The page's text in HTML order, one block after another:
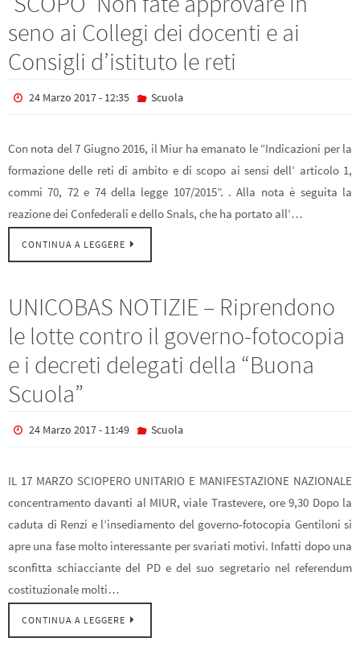
seno ai Collegi dei docenti e ai
Consigli d’istituto le reti
24 Marzo 2017 - 12:35 Scuola
Con nota del 7 Giugno 2016, il Miur ha emanato le “Indicazioni per la
formazione delle reti di ambito e di scopo ai sensi dell’ articolo 1,
commi 70, 72 e 74 della legge 107/2015”. . Alla nota è seguita la
reazione dei Confederali e dello Snals, che ha portato all’…
CONTINUA A LEGGERE
UNICOBAS NOTIZIE – Riprendono
le lotte contro il governo-fotocopia
e i decreti delegati della “Buona
Scuola”
24 Marzo 2017 - 11:49 Scuola
IL 17 MARZO SCIOPERO UNITARIO E MANIFESTAZIONE NAZIONALE
concentramento davanti al MIUR, viale Trastevere, ore 9,30 Dopo la
caduta di Renzi e l’insediamento del governo-fotocopia Gentiloni si
apre una fase molto interessante per svariati motivi. Infatti dopo una
sconfitta schiacciante del PD e del suo segretario nel referendum
costi­tuzionale molti…
CONTINUA A LEGGERE